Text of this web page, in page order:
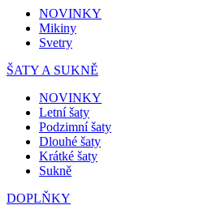
NOVINKY
Mikiny
Svetry
ŠATY A SUKNĚ
NOVINKY
Letní šaty
Podzimní šaty
Dlouhé šaty
Krátké šaty
Sukně
DOPLŇKY